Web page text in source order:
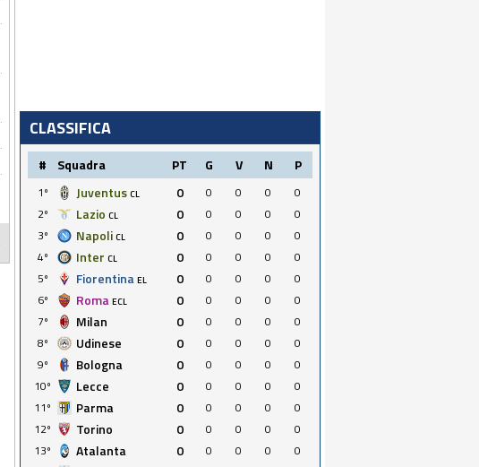
CLASSIFICA
# Squadra PT G V N P
1º Juventus CL 0 0 0 0
0
2º
Lazio CL 0 0 0 0
0
3º
Napoli CL 0 0 0 0
0
4º
Inter CL 0 0 0 0
0
5º
Fiorentina EL 0 0 0 0
0
6º
Roma ECL 0 0 0 0
0
7º
Milan 0 0 0 0
0
8º
Udinese 0 0 0 0
0
9º
Bologna 0 0 0 0
0
10º
Lecce 0 0 0 0
0
11º
Parma 0 0 0 0
0
12º
Torino 0 0 0 0
0
13º
Atalanta 0 0 0 0
0